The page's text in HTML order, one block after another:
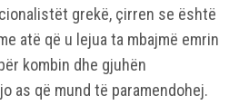
grekë, çirren se është
atë që u lejua ta mbajmë emrin
kombin dhe gjuhën
as që mund të paramendohej.